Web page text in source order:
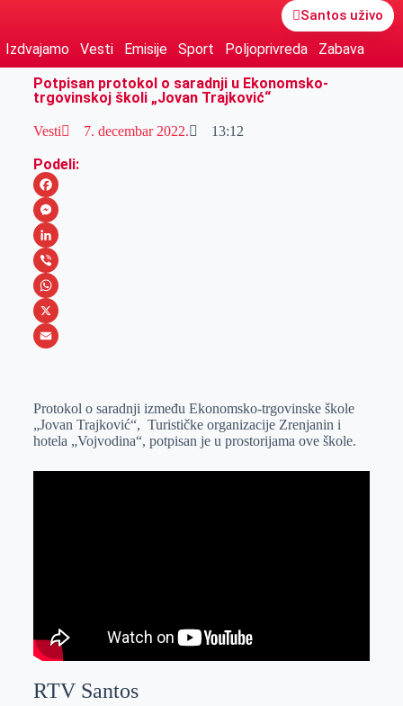
Santos uživo
Izdvajamo Vesti Emisije Sport Poljoprivreda
Zabava
Potpisan protokol o saradnji u Ekonomsko-
trgovinskoj školi „Jovan Trajković“
Vesti 7. decembar 2022. 13:12
Podeli:
F
a
c
e
b
o
M
e
s
s
e
e
r
L
i
n
k
I
n
V
i
b
W
h
s
A
X
a
i
Protokol o saradnji između Ekonomsko-trgovinske škole
„Jovan Trajković“, Turističke organizacije Zrenjanin i
hotela „Vojvodina“, potpisan je u prostorijama ove škole.
RTV Santos